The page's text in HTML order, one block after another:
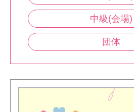
中級(会場)
団体